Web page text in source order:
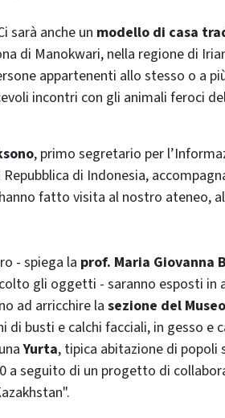
sarà anche un modello di casa
di Manokwari, nella regione di
appartenenti allo stesso o a
incontri con gli animali feroci
, primo segretario per
Repubblica di Indonesia,
hanno fatto visita al nostro ateneo,
- spiega la prof. Maria Giovanna
gli oggetti - saranno esposti
ad arricchire la sezione del
di busti e calchi facciali, in gesso e
Yurta, tipica abitazione di
a seguito di un progetto di